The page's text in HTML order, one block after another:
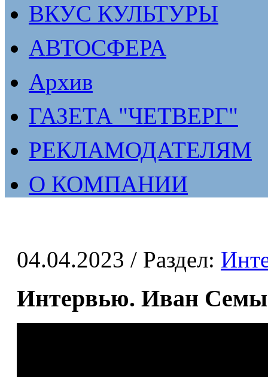
ВКУС КУЛЬТУРЫ
АВТОСФЕРА
Архив
ГАЗЕТА "ЧЕТВЕРГ"
РЕКЛАМОДАТЕЛЯМ
О КОМПАНИИ
04.04.2023 / Раздел:
Интервью. Иван